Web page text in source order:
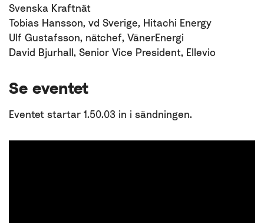
Svenska Kraftnät
Tobias Hansson, vd Sverige, Hitachi Energy
Ulf Gustafsson, nätchef, VänerEnergi
David Bjurhall, Senior Vice President, Ellevio
Se eventet
Eventet startar 1.50.03 in i sändningen.